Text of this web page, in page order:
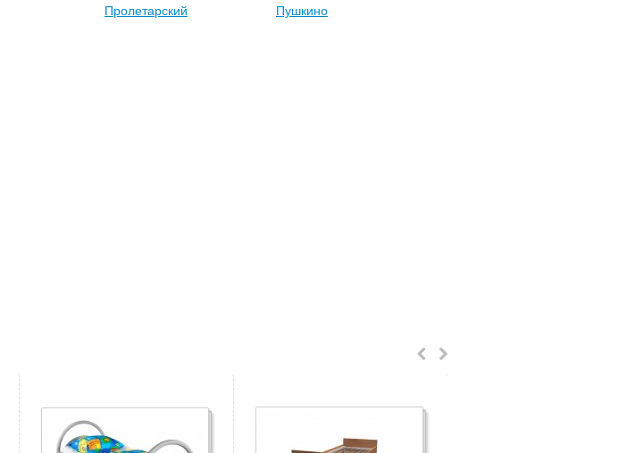
Пролетарский
Пушкино